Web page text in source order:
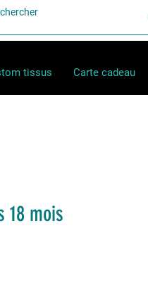
tissus Carte cadeau
18 mois